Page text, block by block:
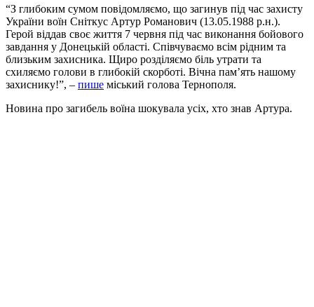
“З глибоким сумом повідомляємо, що загинув під час захисту
України воїн Сніткус Артур Романович (13.05.1988 р.н.).
Герой віддав своє життя 7 червня під час виконання бойового
завдання у Донецькій області. Співчуваємо всім рідним та
близьким захисника. Щиро розділяємо біль утрати та
схиляємо голови в глибокій скорботі. Вічна пам’ять нашому
захиснику!”, – пише міський голова Тернополя.
Новина про загибель воїна шокувала усіх, хто знав Артура.